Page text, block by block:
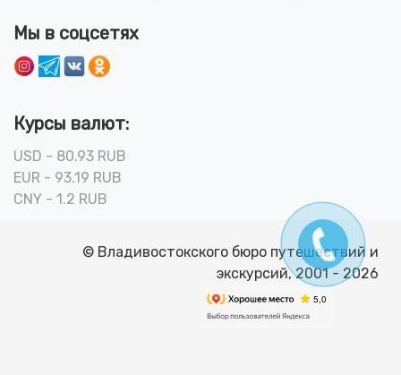
Мы в соцсетях
Курсы валют:
USD - 80.93 RUB
EUR - 93.19 RUB
CNY - 1.2 RUB
© Владивостокского бюро путешествий и
экскурсий, 2001 - 2026